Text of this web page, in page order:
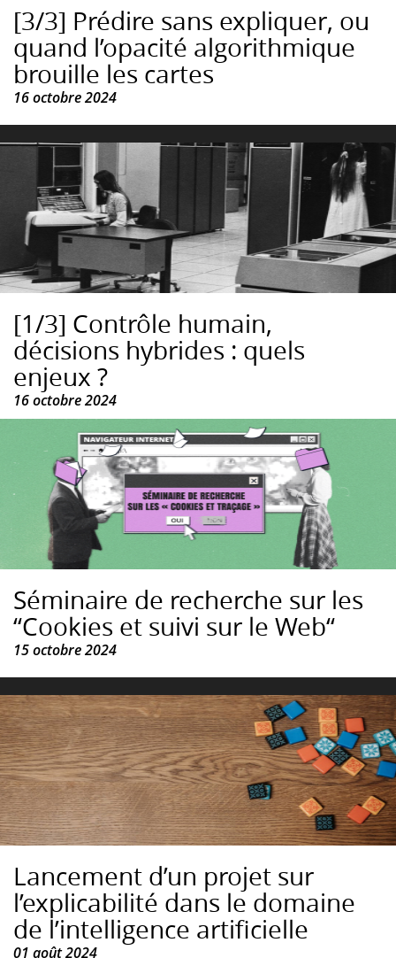
[3/3] Prédire sans expliquer, ou
quand l’opacité algorithmique
brouille les cartes
16 octobre 2024
[1/3] Contrôle humain,
décisions hybrides : quels
enjeux ?
16 octobre 2024
Séminaire de recherche sur les
“Cookies et suivi sur le Web“
15 octobre 2024
Lancement d’un projet sur
l’explicabilité dans le domaine
de l’intelligence artificielle
01 août 2024